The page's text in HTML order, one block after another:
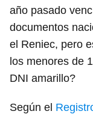
año pasado
documentos
el Reniec, pero
los menores de
DNI amarillo?
Según el